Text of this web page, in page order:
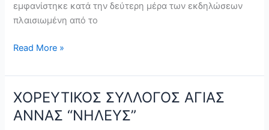
εμφανίστηκε κατά την δεύτερη μέρα των εκδηλώσεων
πλαισιωμένη από το
Read More »
ΧΟΡΕΥΤΙΚΟΣ ΣΥΛΛΟΓΟΣ ΑΓΙΑΣ
ΑΝΝΑΣ “ΝΗΛΕΥΣ”
ΧΟΡΕΥΤΙΚΟΣ
ΣΥΛΛΟΓΟΣ